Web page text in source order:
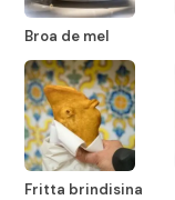
Broa de mel
Fritta brindisina